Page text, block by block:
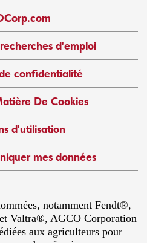
d'emploi
confidentialité
De Cookies
d'utilisation
mes données
notamment Fendt®,
Valtra®, AGCO Corporation
aux agriculteurs pour